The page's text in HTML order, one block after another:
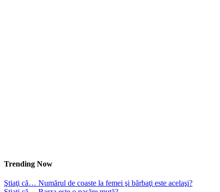
Trending Now
Ştiaţi că… Numărul de coaste la femei şi bărbaţi este acelaşi?